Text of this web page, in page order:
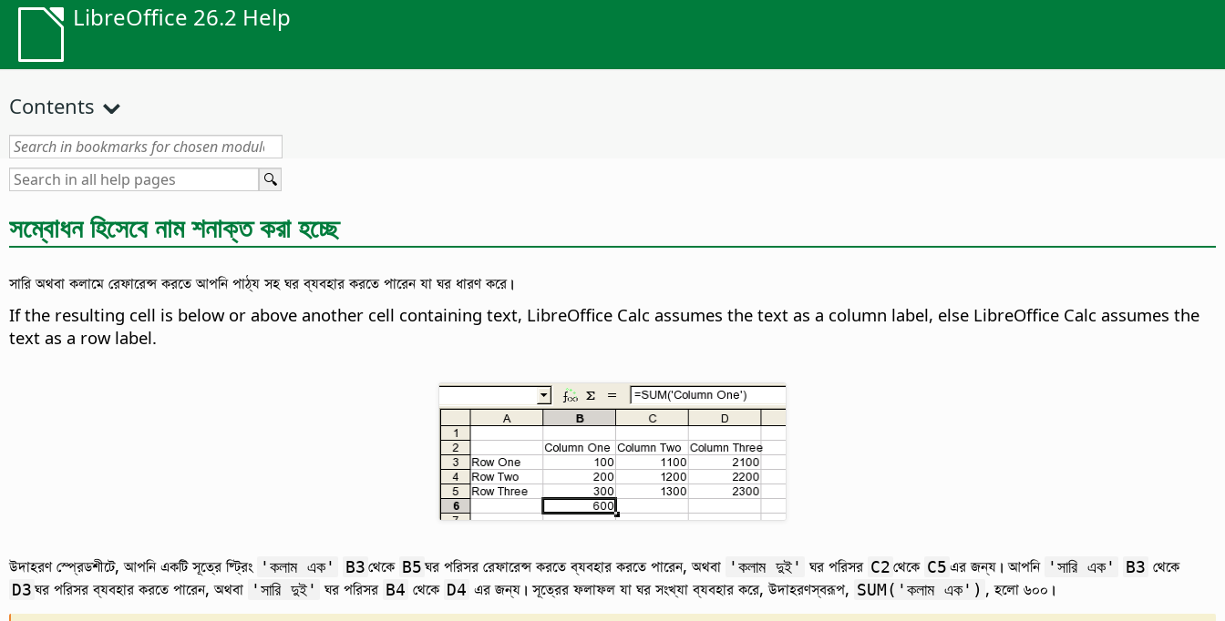
LibreOffice 26.2 Help
Contents
সম্বোধন হিসেবে নাম শনাক্ত করা হচ্ছে
সারি অথবা কলামে রেফারেন্স করতে আপনি পাঠ্য সহ ঘর ব্যবহার করতে পারেন যা ঘর ধারণ করে।
If the resulting cell is below or above another cell containing text, LibreOffice Calc assumes the text as a column label, else LibreOffice Calc assumes the
text as a row label.
উদাহরণ স্প্রেডশীটে, আপনি একটি সূত্রে ষ্ট্রিং 'কলাম এক' B3থেকে B5ঘর পরিসর রেফারেন্স করতে ব্যবহার করতে পারেন, অথবা 'কলাম দুই' ঘর পরিসর C2থেকে C5এর জন্য। আপনি 'সারি এক' B3 থেকে
D3ঘর পরিসর ব্যবহার করতে পারেন, অথবা 'সারি দুই' ঘর পরিসর B4 থেকে D4 এর জন্য। সূত্রের ফলাফল যা ঘর সংখ্যা ব্যবহার করে, উদাহরণস্বরূপ, SUM('কলাম এক') , হলো ৬০০।